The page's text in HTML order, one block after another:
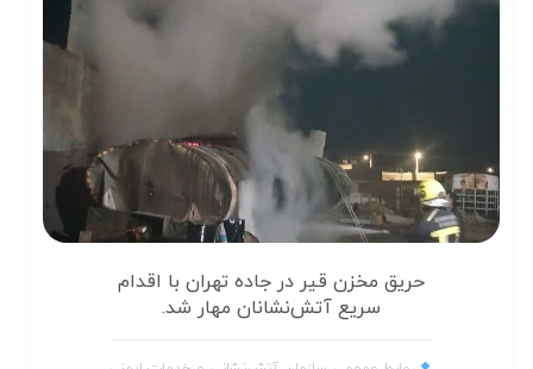
حریق مخزن قیر در جاده تهران با اقدام
سریع آتش‌نشانان مهار شد.